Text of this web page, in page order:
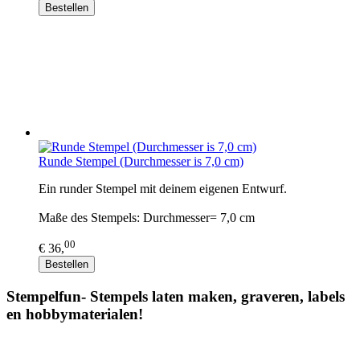
Bestellen
Runde Stempel (Durchmesser is 7,0 cm)
Ein runder Stempel mit deinem eigenen Entwurf.
Maße des Stempels: Durchmesser= 7,0 cm
€ 36,00
Bestellen
Stempelfun- Stempels laten maken, graveren, labels
en hobbymaterialen!